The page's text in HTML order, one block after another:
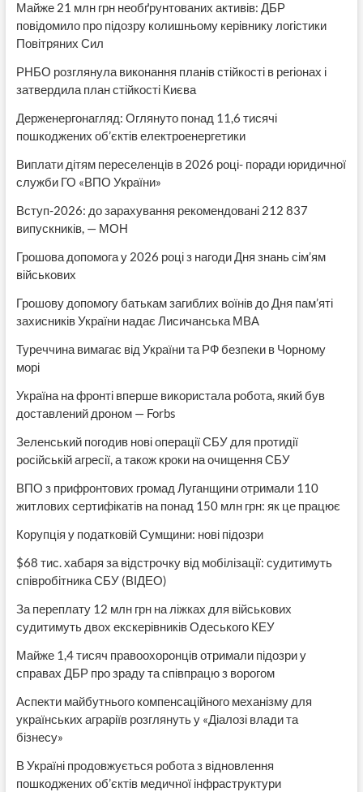
Майже 21 млн грн необґрунтованих активів: ДБР
повідомило про підозру колишньому керівнику логістики
Повітряних Сил
РНБО розглянула виконання планів стійкості в регіонах і
затвердила план стійкості Києва
Держенергонагляд: Оглянуто понад 11,6 тисячі
пошкоджених об’єктів електроенергетики
Виплати дітям переселенців в 2026 році- поради юридичної
служби ГО «ВПО України»
Вступ-2026: до зарахування рекомендовані 212 837
випускників, — МОН
Грошова допомога у 2026 році з нагоди Дня знань сім’ям
військових
Грошову допомогу батькам загиблих воїнів до Дня пам’яті
захисників України надає Лисичанська МВА
Туреччина вимагає від України та РФ безпеки в Чорному
морі
Україна на фронті вперше використала робота, який був
доставлений дроном — Forbs
Зеленський погодив нові операції СБУ для протидії
російській агресії, а також кроки на очищення СБУ
ВПО з прифронтових громад Луганщини отримали 110
житлових сертифікатів на понад 150 млн грн: як це працює
Корупція у податковій Сумщини: нові підозри
$68 тис. хабаря за відстрочку від мобілізації: судитимуть
співробітника СБУ (ВІДЕО)
За переплату 12 млн грн на ліжках для військових
судитимуть двох екскерівників Одеського КЕУ
Майже 1,4 тисяч правоохоронців отримали підозри у
справах ДБР про зраду та співпрацю з ворогом
Аспекти майбутнього компенсаційного механізму для
українських аграріїв розглянуть у «Діалозі влади та
бізнесу»
В Україні продовжується робота з відновлення
пошкоджених об’єктів медичної інфраструктури